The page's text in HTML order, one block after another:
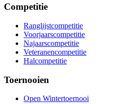
Competitie
Ranglijstcompetitie
Voorjaarscompetitie
Najaarscompetitie
Veteranencompetitie
Halcompetitie
Toernooien
Open Wintertoernooi